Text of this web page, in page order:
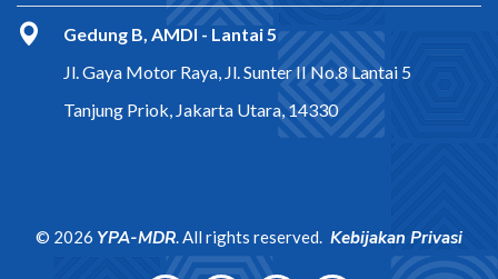
Gedung B, AMDI - Lantai 5
Jl. Gaya Motor Raya, Jl. Sunter II No.8 Lantai 5
Tanjung Priok, Jakarta Utara, 14330
© 2026 YPA-MDR. All rights reserved. Kebijakan Privasi